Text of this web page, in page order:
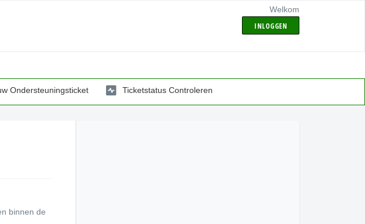
Welkom
INLOGGEN
Ondersteuningsticket Ticketstatus Controleren
binnen de